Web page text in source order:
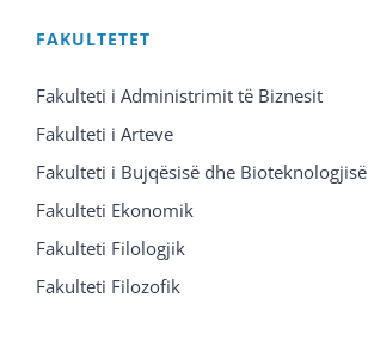
FAKULTETET
Fakulteti i Administrimit të Biznesit
Fakulteti i Arteve
Fakulteti i Bujqësisë dhe Bioteknologjisë
Fakulteti Ekonomik
Fakulteti Filologjik
Fakulteti Filozofik